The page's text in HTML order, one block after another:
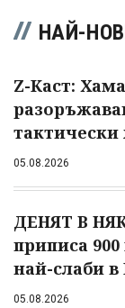
НАЙ-
Z-Каст:
тактически
05.08.2026
ДЕНЯТ В
приписа
най-слаби в
05.08.2026